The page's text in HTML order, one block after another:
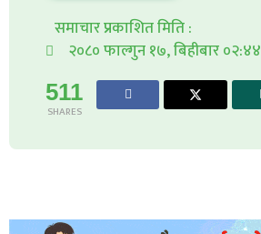
समाचार प्रकाशित मिति :
२०८० फाल्गुन १७, बिहीबार ०२:४४
511
SHARES